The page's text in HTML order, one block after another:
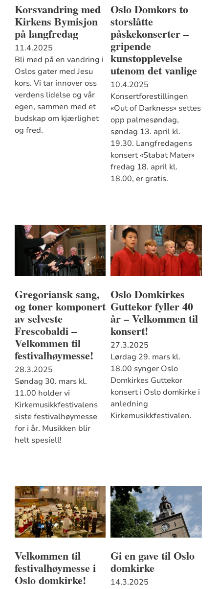
Korsvandring med
Kirkens Bymisjon
på langfredag
11.4.2025
Bli med på en vandring i
Oslos gater med Jesu
kors. Vi tar innover oss
verdens lidelse og vår
egen, sammen med et
budskap om kjærlighet
og fred.
Oslo Domkors to
storslåtte
påskekonserter –
gripende
kunstopplevelse
utenom det vanlige
10.4.2025
Konsertforestillingen
«Out of Darkness» settes
opp palmesøndag,
søndag 13. april kl.
19.30. Langfredagens
konsert «Stabat Mater»
fredag 18. april kl.
18.00, er gratis.
Gregoriansk sang,
og toner komponert
av selveste
Frescobaldi –
Velkommen til
festivalhøymesse!
28.3.2025
Søndag 30. mars kl.
11.00 holder vi
Kirkemusikkfestivalens
siste festivalhøymesse
for i år. Musikken blir
helt spesiell!
Oslo Domkirkes
Guttekor fyller 40
år – Velkommen til
konsert!
27.3.2025
Lørdag 29. mars kl.
18.00 synger Oslo
Domkirkes Guttekor
konsert i Oslo domkirke i
anledning
Kirkemusikkfestivalen.
Velkommen til
festivalhøymesse i
Oslo domkirke!
Gi en gave til Oslo
domkirke
14.3.2025